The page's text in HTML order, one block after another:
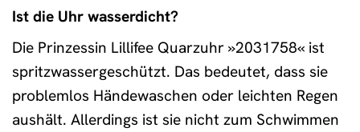
Ist die Uhr wasserdicht?
Die Prinzessin Lillifee Quarzuhr »2031758« ist
spritzwassergeschützt. Das bedeutet, dass sie
problemlos Händewaschen oder leichten Regen
aushält. Allerdings ist sie nicht zum Schwimmen